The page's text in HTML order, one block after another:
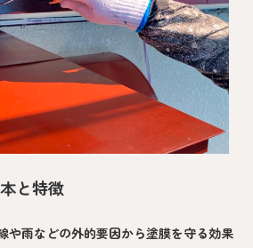
と特徴
や雨などの外的要因から塗膜を守る効果